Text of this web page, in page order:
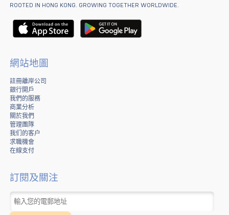
ROOTED IN HONG KONG. GROWING TOGETHER WORLDWIDE.
網站地圖
註冊離岸公司
銀行開戶
我們的服務
商業分析
關於我們
管理團隊
我们的客户
求職機會
在線支付
訂閱及關注